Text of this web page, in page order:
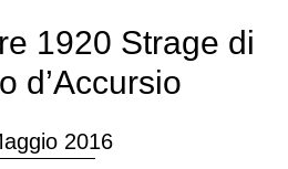
1920 Strage di
d’Accursio
2016